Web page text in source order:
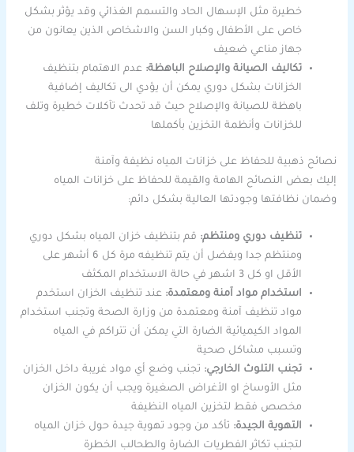
خطيرة مثل الإسهال الحاد والتسمم الغذائي وقد يؤثر بشكل
خاص على الأطفال وكبار السن والاشخاص الذين يعانون من
جهاز مناعي ضعيف
تكاليف الصيانة والإصلاح الباهظة: عدم الاهتمام بتنظيف
الخزانات بشكل دوري يمكن أن يؤدي الى تكاليف إضافية
باهظة للصيانة والإصلاح حيث قد تحدث تآكلات خطيرة وتلف
للخزانات وأنظمة التخزين بأكملها
نصائح ذهبية للحفاظ على خزانات المياه نظيفة وآمنة
إليك بعض النصائح الهامة والقيمة للحفاظ على خزانات المياه
وضمان نظافتها وجودتها العالية بشكل دائم:
تنظيف دوري ومنتظم: قم بتنظيف خزان المياه بشكل دوري
ومنتظم جدا ويفضل أن يتم تنظيفه مرة كل 6 أشهر على
الأقل او كل 3 اشهر في حالة الاستخدام المكثف
استخدام مواد آمنة ومعتمدة: عند تنظيف الخزان استخدم
مواد تنظيف آمنة ومعتمدة من وزارة الصحة وتجنب استخدام
المواد الكيميائية الضارة التي يمكن أن تتراكم في المياه
وتسبب مشاكل صحية
تجنب التلوث الخارجي: تجنب وضع أي مواد غريبة داخل الخزان
مثل الأوساخ او الأغراض الصغيرة ويجب أن يكون الخزان
مخصص فقط لتخزين المياه النظيفة
التهوية الجيدة: تأكد من وجود تهوية جيدة حول خزان المياه
لتجنب تكاثر الفطريات الضارة والطحالب الخطرة